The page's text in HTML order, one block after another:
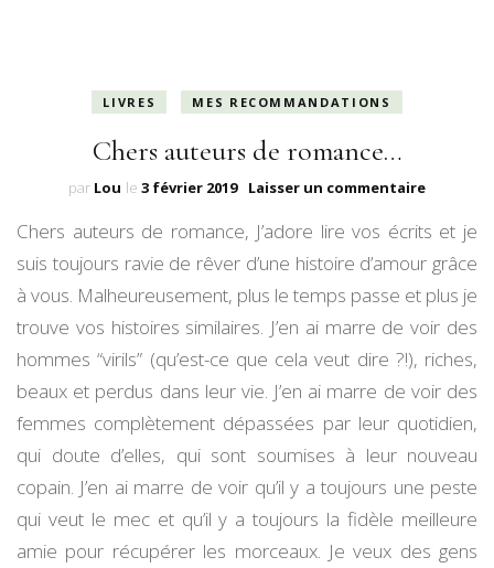
LIVRES MES RECOMMANDATIONS
Chers auteurs de romance…
par Lou le 3 février 2019 Laisser un commentairesur
auteurs
Chers auteurs de romance, J’adore lire vos écrits et je
suis toujours ravie de rêver d’une histoire d’amour grâce
à vous. Malheureusement, plus le temps passe et plus je
trouve vos histoires similaires. J’en ai marre de voir des
hommes “virils” (qu’est-ce que cela veut dire ?!), riches,
beaux et perdus dans leur vie. J’en ai marre de voir des
femmes complètement dépassées par leur quotidien,
qui doute d’elles, qui sont soumises à leur nouveau
copain. J’en ai marre de voir qu’il y a toujours une peste
qui veut le mec et qu’il y a toujours la fidèle meilleure
amie pour récupérer les morceaux. Je veux des gens